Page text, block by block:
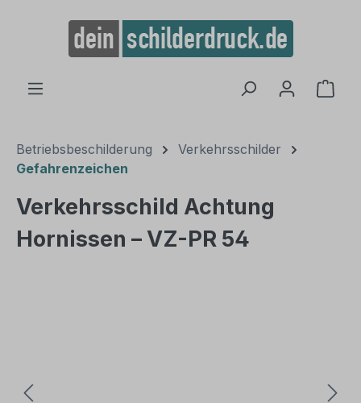
springen
Betriebsbeschilderung
Verkehrsschilder
Gefahrenzeichen
Verkehrsschild Achtung
Hornissen – VZ-PR 54